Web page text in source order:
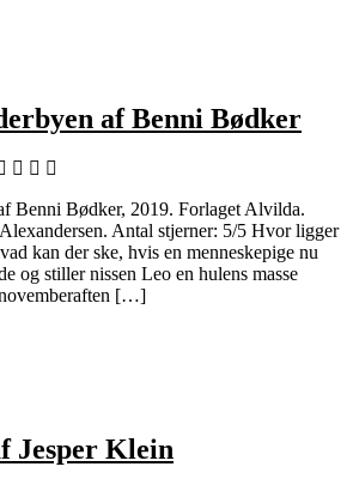
af Benni Bødker
Benni Bødker, 2019. Forlaget Alvilda.
Antal stjerner: 5/5 Hvor ligger
kan der ske, hvis en menneskepige nu
og stiller nissen Leo en hulens masse
[…]
Jesper Klein